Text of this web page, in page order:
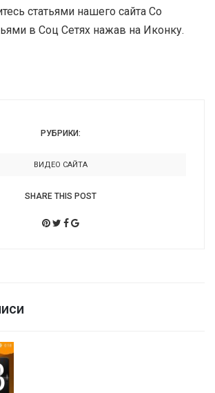
статьями нашего сайта Со
в Соц Сетях нажав на Иконку.
РУБРИКИ:
ВИДЕО САЙТА
SHARE THIS POST